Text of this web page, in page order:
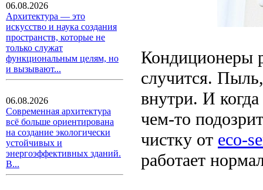
06.08.2026
Архитектура — это
искусство и наука создания
пространств, которые не
только служат
функциональным целям, но
и вызывают...
06.08.2026
Современная архитектура
всё больше ориентирована
на создание экологически
устойчивых и
энергоэффективных зданий.
В...
Кондиционеры
случится. Пыль,
внутри. И
чем-то
чистку от eco-
работает